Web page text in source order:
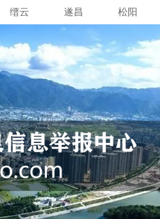
缙云 遂昌 松阳